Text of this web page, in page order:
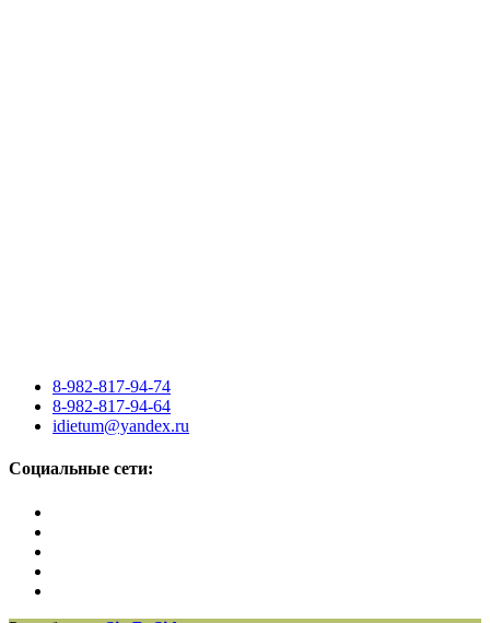
8-982-817-94-74
8-982-817-94-64
idietum@yandex.ru
Социальные сети: